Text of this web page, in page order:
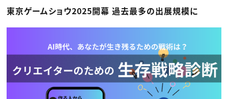
ディレクション
業界解説・キャリア事情
ゲームクリエイター
映像クリエイター
マーケッター
C＆R Magazine
ニュース・トレンド
映像
広告
出版
CREATIVE VILLAGEからのお知らせ
東京ゲームショウ2025開幕 過去最多の出展規模に